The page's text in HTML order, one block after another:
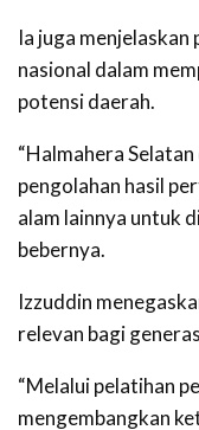
Ia juga
nasional dalam
potensi daerah.
“Halmahera
pengolahan hasil
alam lainnya untuk
bebernya.
Izzuddin
relevan bagi
“Melalui pelatihan
mengembangkan